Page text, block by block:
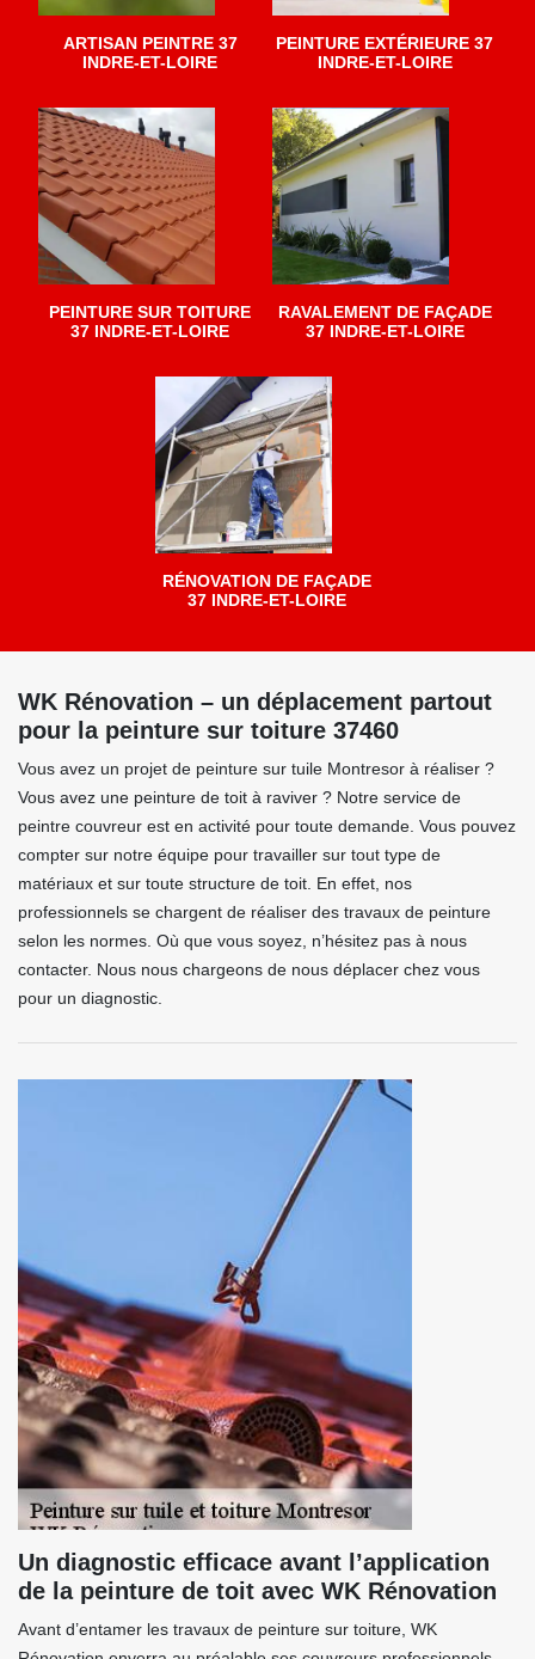
ARTISAN PEINTRE 37
INDRE-ET-LOIRE
PEINTURE EXTÉRIEURE 37
INDRE-ET-LOIRE
PEINTURE SUR TOITURE
37 INDRE-ET-LOIRE
RAVALEMENT DE FAÇADE
37 INDRE-ET-LOIRE
RÉNOVATION DE FAÇADE
37 INDRE-ET-LOIRE
WK Rénovation – un déplacement partout
pour la peinture sur toiture 37460
Vous avez un projet de peinture sur tuile Montresor à réaliser ?
Vous avez une peinture de toit à raviver ? Notre service de
peintre couvreur est en activité pour toute demande. Vous pouvez
compter sur notre équipe pour travailler sur tout type de
matériaux et sur toute structure de toit. En effet, nos
professionnels se chargent de réaliser des travaux de peinture
selon les normes. Où que vous soyez, n’hésitez pas à nous
contacter. Nous nous chargeons de nous déplacer chez vous
pour un diagnostic.
Un diagnostic efficace avant l’application
de la peinture de toit avec WK Rénovation
Avant d’entamer les travaux de peinture sur toiture, WK